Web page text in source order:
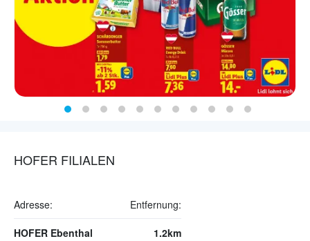
HOFER FILIALEN
Adresse: Entfernung:
HOFER Ebenthal 1.2km